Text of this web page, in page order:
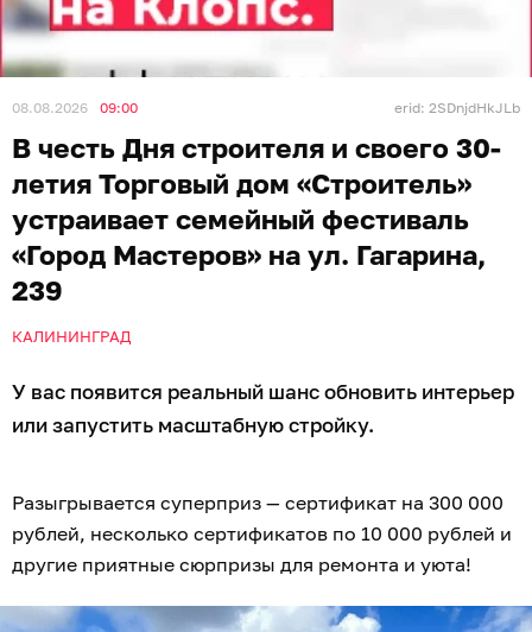
08.08.2026 09:00 erid: 2SDnjdHkJLb
В честь Дня строителя и своего 30-
летия Торговый дом «Строитель»
устраивает семейный фестиваль
«Город Мастеров» на ул. Гагарина,
239
КАЛИНИНГРАД
У вас появится реальный шанс обновить интерьер
или запустить масштабную стройку.
Разыгрывается суперприз — сертификат на 300 000
рублей, несколько сертификатов по 10 000 рублей и
другие приятные сюрпризы для ремонта и уюта!